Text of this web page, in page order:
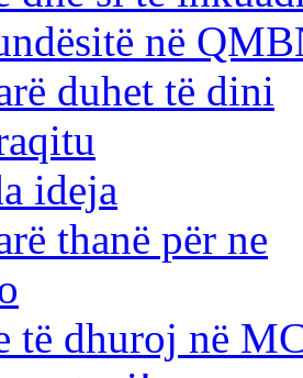
në
duhet të dini
ideja
thanë për ne
të dhuroj në